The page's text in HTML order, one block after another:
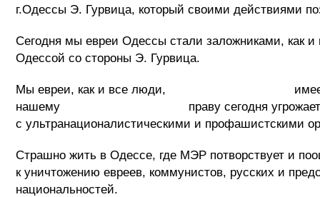
г.Одессы Э. Гурвица, который своими действиями
Сегодня мы евреи Одессы стали заложниками, как и
Одессой со стороны Э. Гурвица.
Мы евреи, как и все люди, имеем
нашему праву сегодня угрожает
с ультранационалистическими и профашистскими
Страшно жить в Одессе, где МЭР потворствует и
к уничтожению евреев, коммунистов,
национальностей.